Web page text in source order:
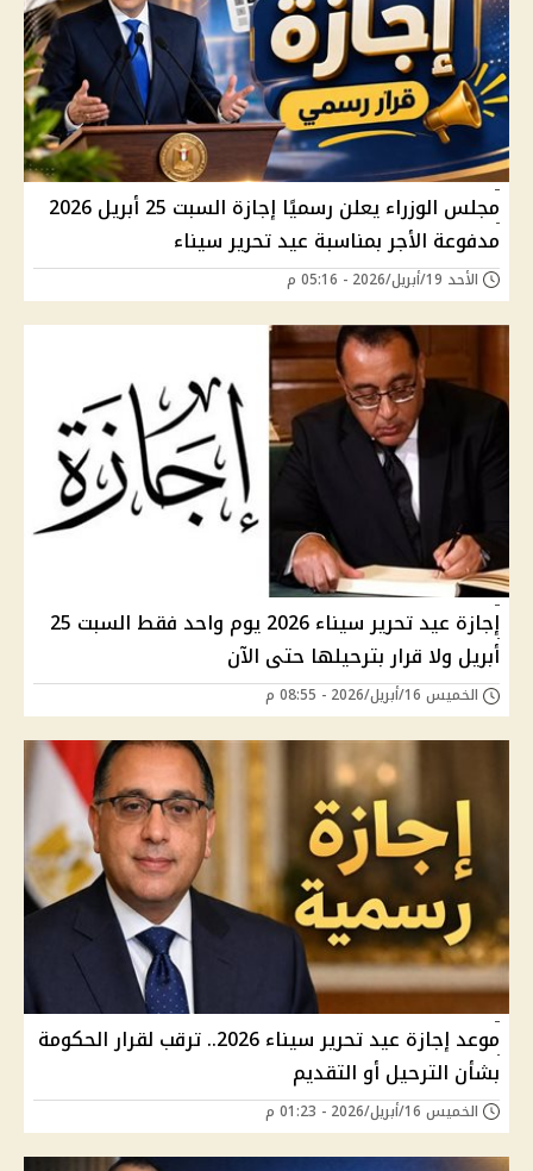
مجلس الوزراء يعلن رسميًا إجازة السبت 25 أبريل 2026
مدفوعة الأجر بمناسبة عيد تحرير سيناء
الأحد 19/أبريل/2026 - 05:16 م
إجازة عيد تحرير سيناء 2026 يوم واحد فقط السبت 25
أبريل ولا قرار بترحيلها حتى الآن
الخميس 16/أبريل/2026 - 08:55 م
موعد إجازة عيد تحرير سيناء 2026.. ترقب لقرار الحكومة
بشأن الترحيل أو التقديم
الخميس 16/أبريل/2026 - 01:23 م